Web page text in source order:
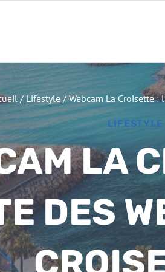
/ Lifestyle / Webcam La Croisette :
LIFESTYLE
LA
DES